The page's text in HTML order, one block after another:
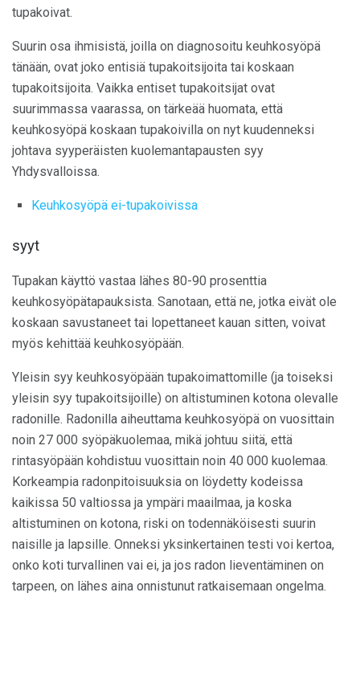
tupakoivat.
Suurin osa ihmisistä, joilla on diagnosoitu keuhkosyöpä
tänään, ovat joko entisiä tupakoitsijoita tai koskaan
tupakoitsijoita. Vaikka entiset tupakoitsijat ovat
suurimmassa vaarassa, on tärkeää huomata, että
keuhkosyöpä koskaan tupakoivilla on nyt kuudenneksi
johtava syyperäisten kuolemantapausten syy
Yhdysvalloissa.
Keuhkosyöpä ei-tupakoivissa
syyt
Tupakan käyttö vastaa lähes 80-90 prosenttia
keuhkosyöpätapauksista. Sanotaan, että ne, jotka eivät ole
koskaan savustaneet tai lopettaneet kauan sitten, voivat
myös kehittää keuhkosyöpään.
Yleisin syy keuhkosyöpään tupakoimattomille (ja toiseksi
yleisin syy tupakoitsijoille) on altistuminen kotona olevalle
radonille. Radonilla aiheuttama keuhkosyöpä on vuosittain
noin 27 000 syöpäkuolemaa, mikä johtuu siitä, että
rintasyöpään kohdistuu vuosittain noin 40 000 kuolemaa.
Korkeampia radonpitoisuuksia on löydetty kodeissa
kaikissa 50 valtiossa ja ympäri maailmaa, ja koska
altistuminen on kotona, riski on todennäköisesti suurin
naisille ja lapsille. Onneksi yksinkertainen testi voi kertoa,
onko koti turvallinen vai ei, ja jos radon lieventäminen on
tarpeen, on lähes aina onnistunut ratkaisemaan ongelma.